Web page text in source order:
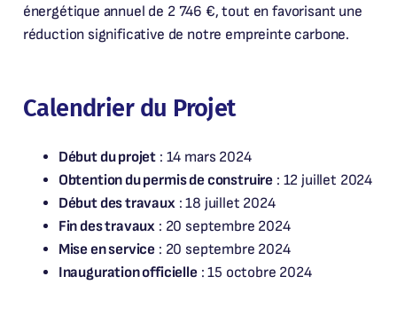
énergétique annuel de 2 746 €, tout en favorisant une
réduction significative de notre empreinte carbone.
Calendrier du Projet
Début du projet : 14 mars 2024
Obtention du permis de construire : 12 juillet 2024
Début des travaux: 18 juillet 2024
Fin des travaux : 20 septembre 2024
Mise en service : 20 septembre 2024
Inauguration officielle: 15 octobre 2024